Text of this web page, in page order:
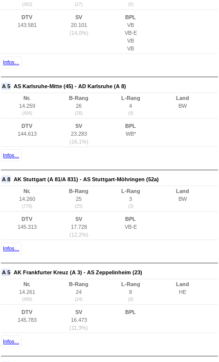
(362) (27) (6)
DTV
143.581
SV
20.101
(14,0%)
BPL
VB
VB-E
VB
VB
Infos...
A 5 AS Karlsruhe-Mitte (45) - AD Karlsruhe (A 8)
Nr.
14.259
(494)
B-Rang
26
(26)
L-Rang
4
(4)
Land
BW
DTV
144.613
SV
23.283
(16,1%)
BPL
WB*
Infos...
A 8 AK Stuttgart (A 81/A 831) - AS Stuttgart-Möhringen (52a)
Nr.
14.260
(779)
B-Rang
25
(25)
L-Rang
3
(3)
Land
BW
DTV
145.313
SV
17.728
(12,2%)
BPL
VB-E
Infos...
A 5 AK Frankfurter Kreuz (A 3) - AS Zeppelinheim (23)
Nr.
14.261
(468)
B-Rang
24
(24)
L-Rang
8
(8)
Land
HE
DTV
145.783
SV
16.473
(11,3%)
BPL
Infos...